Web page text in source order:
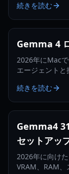
アップのコツを
続きを読む
Gemma 4
2026年にMac
エージェントと
続きを読む
Gemma4
セットアッ
2026年に向け
VRAM、RAM